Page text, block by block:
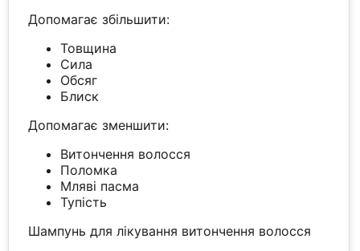
Допомагає збільшити:
Товщина
Сила
Обсяг
Блиск
Допомагає зменшити:
Витончення волосся
Поломка
Мляві пасма
Тупість
Шампунь для лікування витончення волосся